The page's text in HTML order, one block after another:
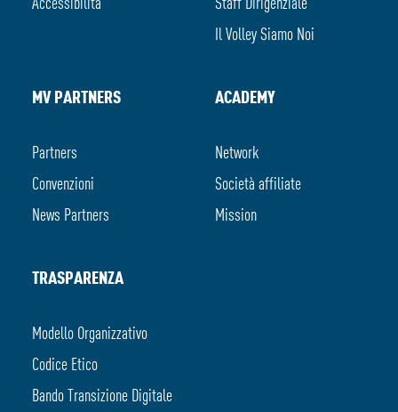
Il Volley Siamo Noi
MV PARTNERS
Partners
Convenzioni
News Partners
ACADEMY
Network
Società affiliate
Mission
TRASPARENZA
Modello Organizzativo
Codice Etico
Bando Transizione Digitale